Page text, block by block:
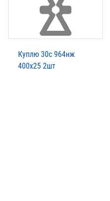
Куплю 30с 964нж
400х25 2шт